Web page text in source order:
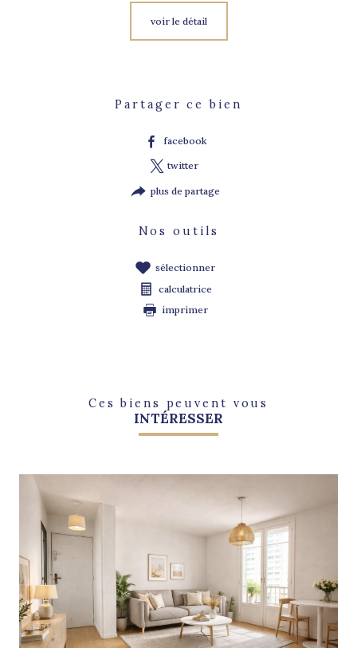
voir le détail
Partager ce bien
facebook
twitter
plus de partage
Nos outils
sélectionner
calculatrice
imprimer
Ces biens peuvent vous
INTÉRESSER
voir le bien